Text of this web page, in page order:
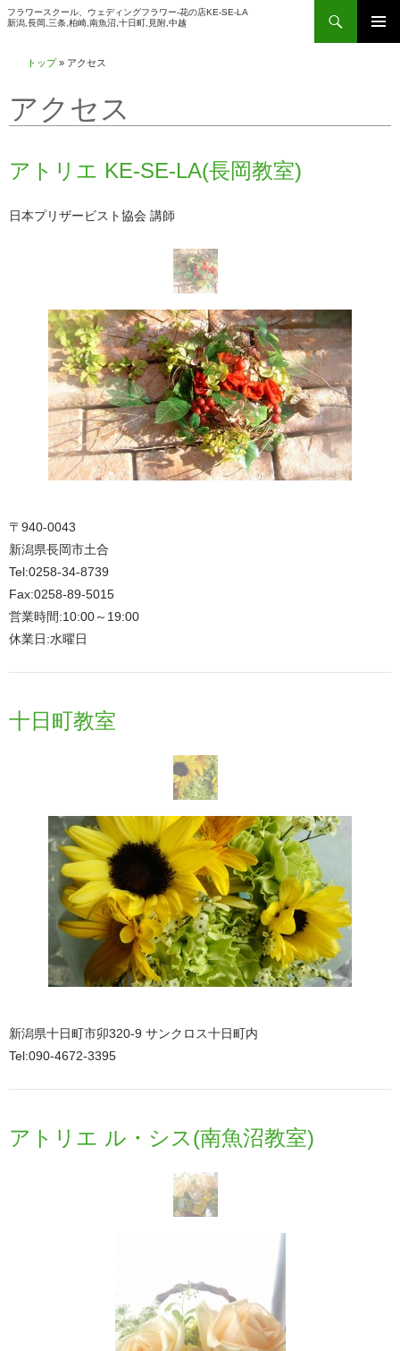
フラワースクール、ウェディングフラワー-花の店KE-SE-LA
新潟,長岡,三条,柏崎,南魚沼,十日町,見附,中越
検
索
ツ
トップ» アクセス
アクセス
アトリエ KE-SE-LA(長岡教室)
日本プリザービスト協会 講師
〒940-0043
新潟県長岡市土合
Tel:0258-34-8739
Fax:0258-89-5015
営業時間:10:00～19:00
休業日:水曜日
十日町教室
新潟県十日町市卯320-9 サンクロス十日町内
Tel:090-4672-3395
アトリエ ル・シス(南魚沼教室)